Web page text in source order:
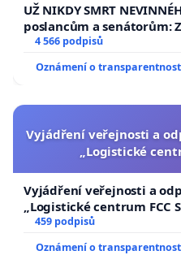
UŽ NIKDY SMRT
poslancům a senátorům:
aby se tragédie malé
4 566 podpisů
Oznámení o
Vyjádření veřejnosti a
„Logistické
Vyjádření veřejnosti a
„Logistické centrum FCC
459 podpisů
Oznámení o